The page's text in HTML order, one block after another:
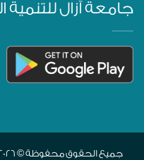
جامعة آزال
جميع الحقوق محفوظة © 2026 - جامعة آزال للتنمية البشرية